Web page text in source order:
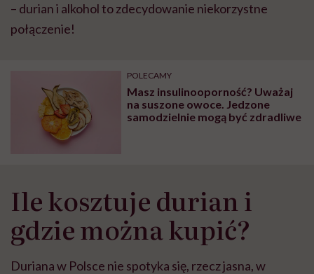
– durian i alkohol to zdecydowanie niekorzystne
połączenie!
POLECAMY
Masz insulinooporność? Uważaj
na suszone owoce. Jedzone
samodzielnie mogą być zdradliwe
Ile kosztuje durian i
gdzie można kupić?
Duriana w Polsce nie spotyka się, rzecz jasna, w